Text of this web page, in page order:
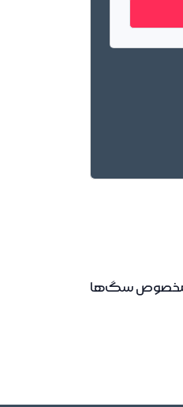
کک، کنه و حشرات مزاحم از بدن سگ‌هاست. این محصول با حجم 5 میلی‌لیتر مخصوص سگ‌ها